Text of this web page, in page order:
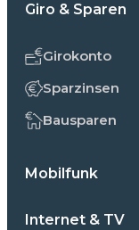
Giro & Sparen
Girokonto
Sparzinsen
Bausparen
Mobilfunk
Internet & TV